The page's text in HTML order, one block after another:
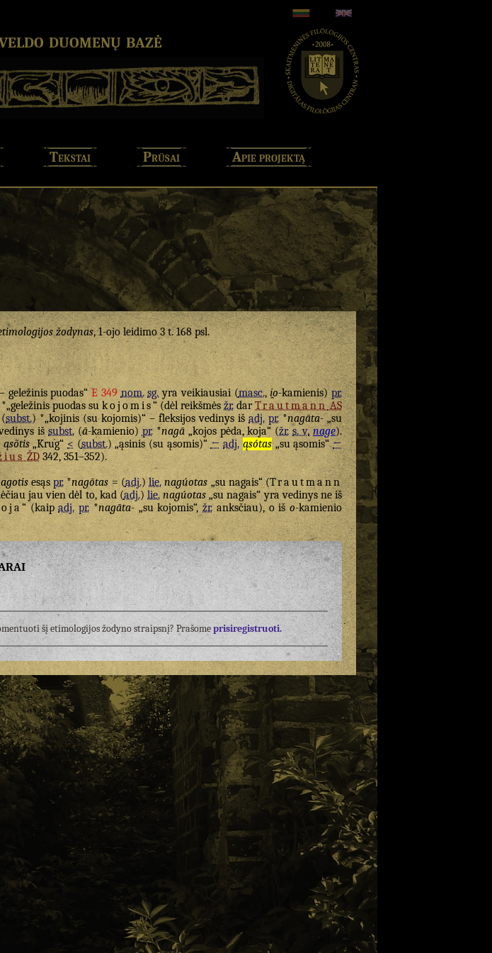
duomenų bazė
Tekstai Prūsai Apie projektą
žodynas, 1-ojo leidimo 3 t. 168 psl.
geležinis puodas“E 349 nom. sg.yra veikiausiai (masc.,i̯o-kamienis)pr.
*„geležinis puodas sukojomis“ (dėl reikšmėsžr.darTrautmannAS
subst.) *„kojinis (su kojomis)“ – fleksijos vedinys išadj. pr.*nagāta-„su
išsubst. (ā-kamienio)pr.*nagā„kojos pėda, koja“ (žr. s. v. nage).
ąsõtis„Krug“ <(subst.) „ąsinis (su ąsomis)“← adj. ąsótas„su ąsomis“←
ŽD342, 351–352).
esąspr.*nagōtas= (adj.)lie. nagúotas„su nagais“ (Trautmann
jau vien dėl to, kad (adj.)lie. nagúotas„su nagais“ yra vedinys ne iš
“ (kaipadj. pr.*nagāta-„su kojomis“,žr.anksčiau), o išo-kamienio
šį etimologijos žodyno straipsnį? Prašomeprisiregistruoti.